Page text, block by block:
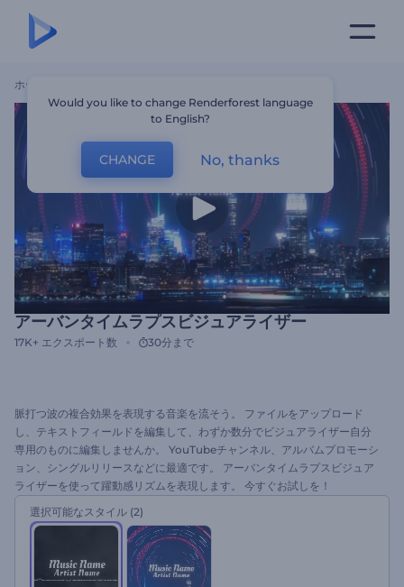
ホーム
アーバンタイムラプスビジュアライザー
17K+ エクスポート数 30分まで
脈打つ波の複合効果を表現する音楽を流そう。 ファイルをアップロード
し、テキストフィールドを編集して、わずか数分でビジュアライザー自分
専用のものに編集しませんか。 YouTubeチャンネル、アルバムプロモーシ
ョン、シングルリリースなどに最適です。 アーバンタイムラプスビジュア
ライザーを使って躍動感リズムを表現します。 今すぐお試しを！
選択可能なスタイル (2)
Would you like to change Renderforest language
to English?
CHANGE No, thanks